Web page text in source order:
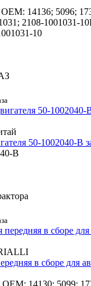
OEM: 14136; 5096;
2108-1001031-
10
50-1002040-
В
в сборе для
OEM: 14130; 5099;